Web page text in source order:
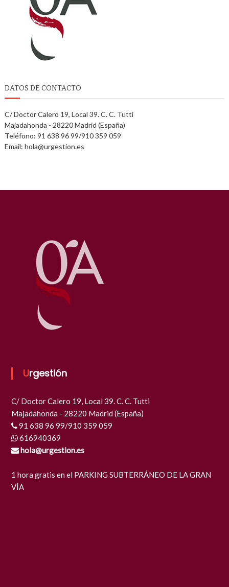
DATOS DE CONTACTO
C/ Doctor Calero 19, Local 39. C. C. Tutti
Majadahonda - 28220 Madrid (España)
Teléfono: 91 638 96 99/910 359 059
Email: hola@urgestion.es
Urgestión
C/ Doctor Calero 19, Local 39. C. C. Tutti
Majadahonda - 28220 Madrid (España)
91 638 96 99/910 359 059
616940369
hola@urgestion.es
1 hora gratis en el PARKING SUBTERRÁNEO DE LA GRAN
VÍA